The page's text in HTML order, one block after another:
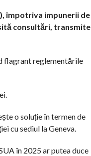
împotriva impunerii de
consultări, transmite
flagrant reglementările
o soluție în termen de
cu sediul la Geneva.
în 2025 ar putea duce